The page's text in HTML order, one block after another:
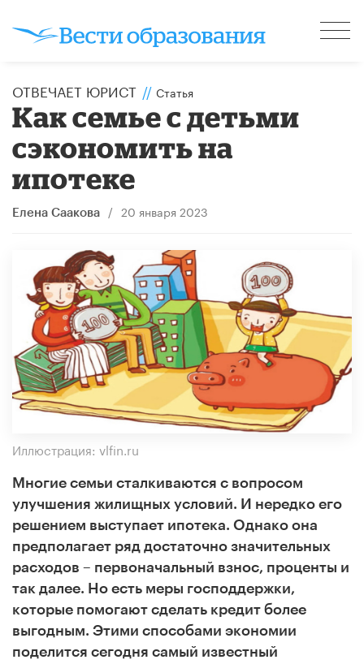
ОТВЕЧАЕТ ЮРИСТ // Статья
​Как семье с детьми
сэкономить на
ипотеке
Елена Саакова / 20 января 2023
Иллюстрация: vlfin.ru
Многие семьи сталкиваются с вопросом
улучшения жилищных условий. И нередко его
решением выступает ипотека. Однако она
предполагает ряд достаточно значительных
расходов – первоначальный взнос, проценты и
так далее. Но есть меры господдержки,
которые помогают сделать кредит более
выгодным. Этими способами экономии
поделится сегодня самый известный